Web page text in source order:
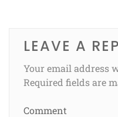
LEAVE A
Your email address
Required fields are
Comment